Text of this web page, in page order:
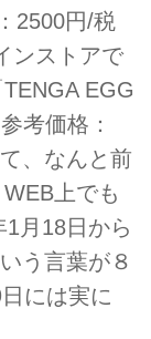
2500円/税
ンストアで
EGG
考価格：
、なんと前
上でも
月18日から
う言葉が８
には実に